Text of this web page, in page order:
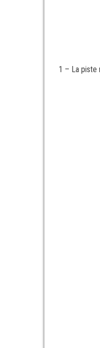
1 – La piste